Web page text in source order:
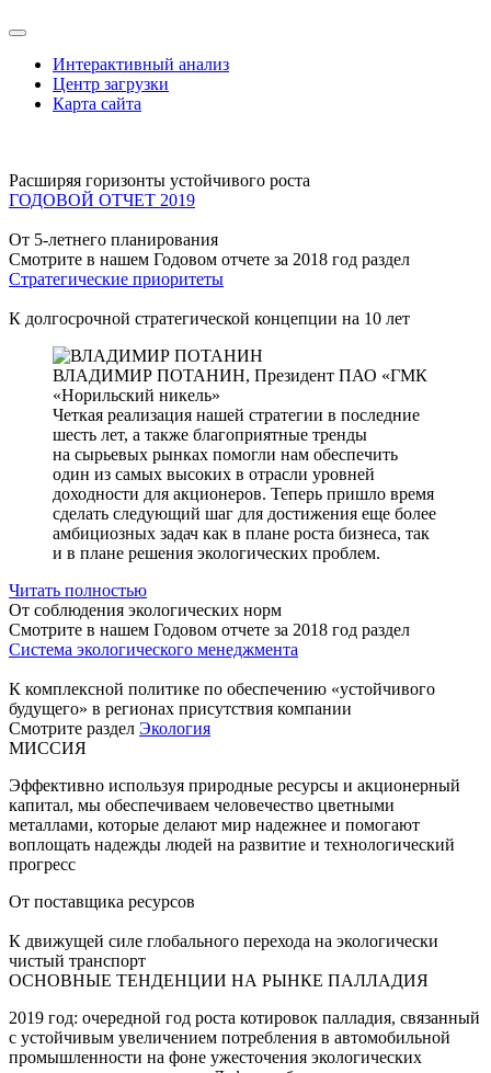
Интерактивный анализ
Центр загрузки
Карта сайта
Расширяя горизонты устойчивого роста
ГОДОВОЙ ОТЧЕТ 2019
От 5-летнего планирования
Смотрите в нашем Годовом отчете за 2018 год раздел
Стратегические приоритеты
К долгосрочной стратегической концепции на 10 лет
ВЛАДИМИР ПОТАНИН, Президент ПАО «ГМК
«Норильский никель»
Четкая реализация нашей стратегии в последние
шесть лет, а также благоприятные тренды
на сырьевых рынках помогли нам обеспечить
один из самых высоких в отрасли уровней
доходности для акционеров. Теперь пришло время
сделать следующий шаг для достижения еще более
амбициозных задач как в плане роста бизнеса, так
и в плане решения экологических проблем.
Читать полностью
От соблюдения экологических норм
Смотрите в нашем Годовом отчете за 2018 год раздел
Система экологического менеджмента
К комплексной политике по обеспечению «устойчивого
будущего» в регионах присутствия компании
Смотрите раздел Экология
МИССИЯ
Эффективно используя природные ресурсы и акционерный
капитал, мы обеспечиваем человечество цветными
металлами, которые делают мир надежнее и помогают
воплощать надежды людей на развитие и технологический
прогресс
От поставщика ресурсов
К движущей силе глобального перехода на экологически
чистый транспорт
ОСНОВНЫЕ ТЕНДЕНЦИИ НА РЫНКЕ ПАЛЛАДИЯ
2019 год: очередной год роста котировок палладия, связанный
с устойчивым увеличением потребления в автомобильной
промышленности на фоне ужесточения экологических